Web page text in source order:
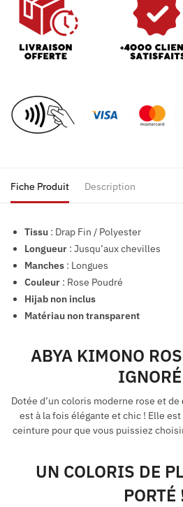
Fiche Produit Description
Tissu : Drap Fin / Polyester
Longueur : Jusqu’aux chevilles
Manches : Longues
Couleur : Rose Poudré
Hijab non inclus
Matériau non transparent
ABYA KIMONO
Dotée d’un coloris moderne rose et de
est à la fois élégante et chic ! Elle
ceinture pour que vous puissiez
UN COLORIS DE
PORTÉ